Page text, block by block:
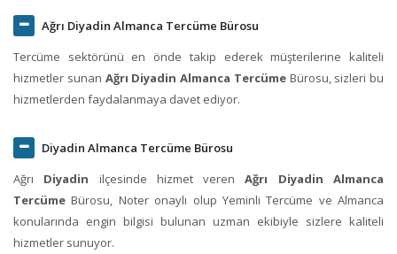
Ağrı Diyadin Almanca Tercüme Bürosu
Tercüme sektörünü en önde takip ederek müşterilerine kaliteli
hizmetler sunan Ağrı Diyadin Almanca TercümeBürosu, sizleri bu
hizmetlerden faydalanmaya davet ediyor.
Diyadin Almanca Tercüme Bürosu
Ağrı Diyadin ilçesinde hizmet verenAğrı Diyadin Almanca
Tercüme Bürosu, Noter onaylı olup Yeminli Tercüme ve Almanca
konularında engin bilgisi bulunan uzman ekibiyle sizlere kaliteli
hizmetler sunuyor.